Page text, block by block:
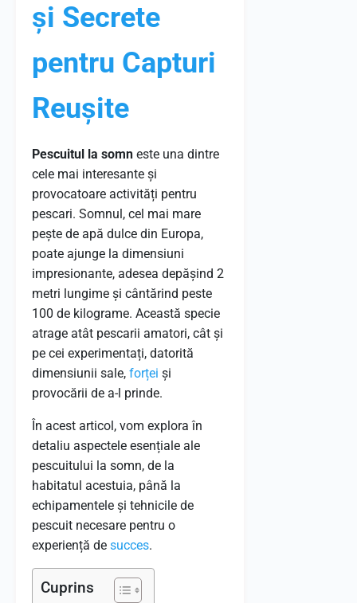
și Secrete
pentru Capturi
Reușite
Pescuitul la somn este una dintre
cele mai interesante și
provocatoare activități pentru
pescari. Somnul, cel mai mare
pește de apă dulce din Europa,
poate ajunge la dimensiuni
impresionante, adesea depășind 2
metri lungime și cântărind peste
100 de kilograme. Această specie
atrage atât pescarii amatori, cât și
pe cei experimentați, datorită
dimensiunii sale, forței și
provocării de a-l prinde.
În acest articol, vom explora în
detaliu aspectele esențiale ale
pescuitului la somn, de la
habitatul acestuia, până la
echipamentele și tehnicile de
pescuit necesare pentru o
experiență de succes.
Cuprins